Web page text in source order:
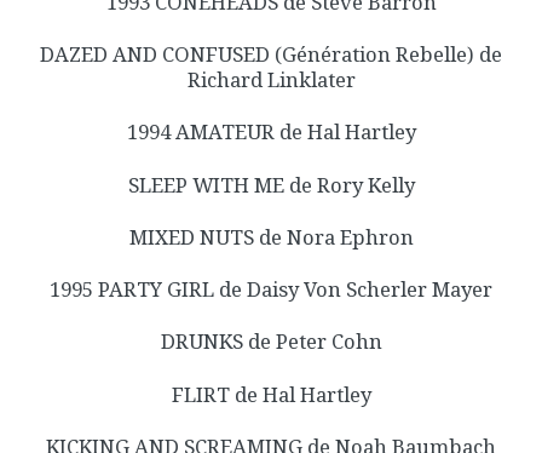
DAZED AND CONFUSED (Génération Rebelle) de
Richard Linklater
1994 AMATEUR de Hal Hartley
SLEEP WITH ME de Rory Kelly
MIXED NUTS de Nora Ephron
1995 PARTY GIRL de Daisy Von Scherler Mayer
DRUNKS de Peter Cohn
FLIRT de Hal Hartley
KICKING AND SCREAMING de Noah Baumbach